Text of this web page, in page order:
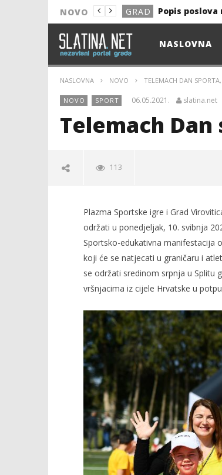
NOVO GRAD
Popis poslova
NOVO
NOVO
KULTURA
GRAD
Popis poslova
NASLOVNA
NASLOVNA NOVO TELEMACH DAN
NOVO SPORT 06.05.2021. slatina.net
Telemach
113
TRENUTNO OTVORENO
Telemach Dan sporta, stiže u
Viroviticu
06.05.2021.
slatina.net
Plazma Sportske igre i Grad
održati u ponedjeljak, 10. svibnja
Sportsko-edukativna manifestacija
koji će se natjecati u graničaru i
se održati sredinom srpnja u Splitu
vršnjacima iz cijele Hrvatske u